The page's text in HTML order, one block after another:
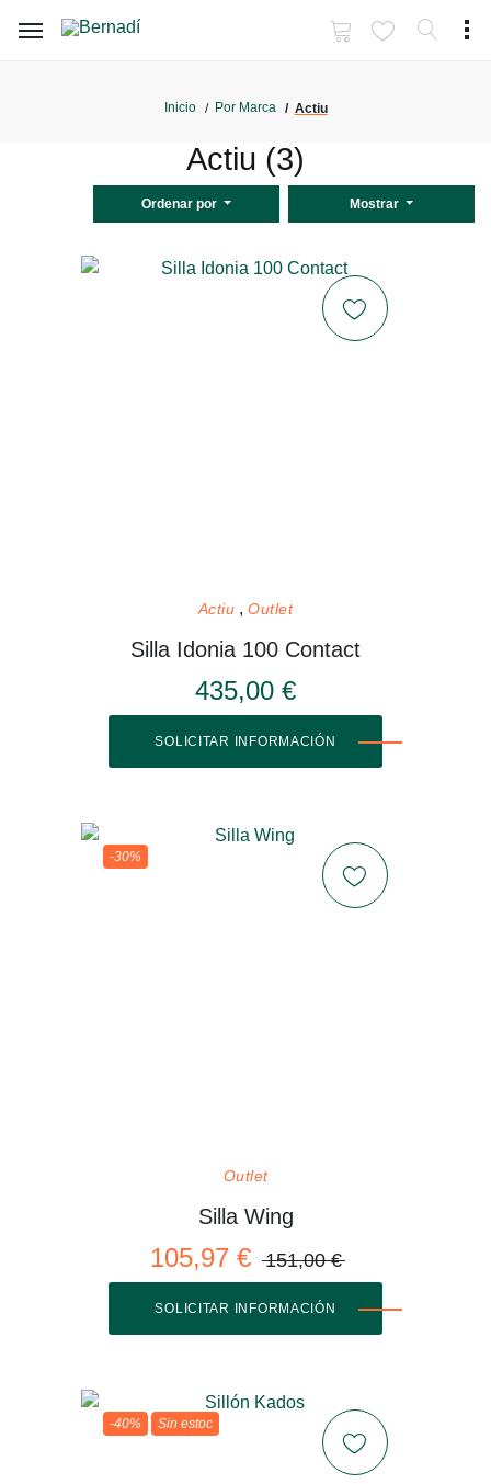
Inicio Por Marca Actiu
Actiu (3)
Ordenar por Mostrar
Actiu Outlet
Silla Idonia 100 Contact
435,00 €
SOLICITAR INFORMACIÓN
-30%
Outlet
Silla Wing
105,97 € 151,00 €
SOLICITAR INFORMACIÓN
-40% Sin estoc